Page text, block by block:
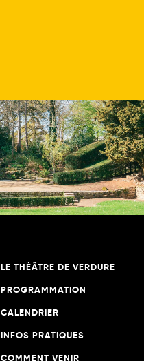
LE THÉÂTRE DE VERDURE
PROGRAMMATION
CALENDRIER
INFOS PRATIQUES
COMMENT VENIR